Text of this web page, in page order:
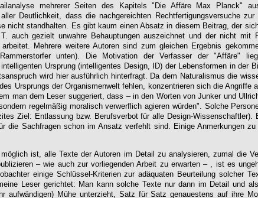
mehrerer Seiten des Kapitels "Die Affäre Max Planck"
Deutlichkeit, dass die nachgereichten Rechtfertigungsversuche zur
nicht standhalten. Es gibt kaum einen Absatz in diesem Beitrag, der
auch gezielt unwahre Behauptungen auszeichnet und der nicht mit
Mehrere weitere Autoren sind zum gleichen Ergebnis
unten). Die Motivation der Verfasser der "Affäre"
Ursprung (intelligentes Design, ID) der Lebensformen in der
wird hier ausführlich hinterfragt. Da dem Naturalismus die
Ursprungs der Organismenwelt fehlen, konzentrieren sich die Angriffe
man dem Leser suggeriert, dass – in den Worten von Junker und
regelmäßig moralisch verwerflich agieren würden". Solche
Ziel: Entlassung bzw. Berufsverbot für alle Design-Wissenschaftler).
die Sachfragen schon im Ansatz verfehlt sind. Einige Anmerkungen
ist, alle Texte der Autoren im Detail zu analysieren, zumal die
– wie auch zur vorliegenden Arbeit zu erwarten – , ist es
einige Schlüssel-Kriterien zur adäquaten Beurteilung solcher
Leser gerichtet: Man kann solche Texte nur dann im Detail und
aufwändigen) Mühe unterzieht, Satz für Satz genauestens auf ihre